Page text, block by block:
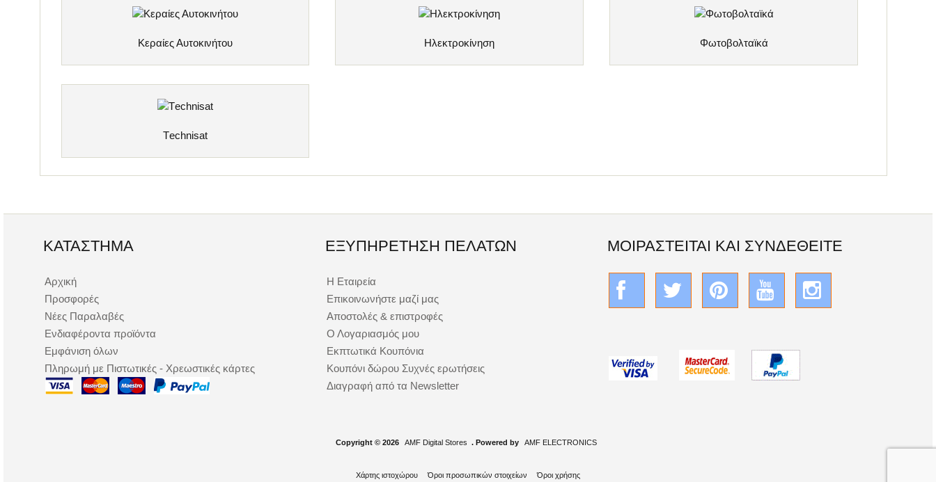
Κεραίες Αυτοκινήτου Ηλεκτροκίνηση Φωτοβολταϊκά
Τechnisat
ΚΑΤΆΣΤΗΜΑ
Αρχική
Προσφορές
Νέες Παραλαβές
Ενδιαφέροντα προϊόντα
Εμφάνιση όλων
Πληρωμή με Πιστωτικές - Χρεωστικές κάρτες
ΕΞΥΠΗΡΈΤΗΣΗ ΠΕΛΑΤΏΝ
Η Εταιρεία
Επικοινωνήστε μαζί μας
Αποστολές & επιστροφές
Ο Λογαριασμός μου
Εκπτωτικά Κουπόνια
Κουπόνι δώρου Συχνές ερωτήσεις
Διαγραφή από τα Newsletter
ΜΟΙΡΑΣΤΕΊΤΑΙ ΚΑΙ ΣΥΝΔΕΘΕΊΤΕ
Copyright © 2026 AMF Digital Stores . Powered by AMF ELECTRONICS
Χάρτης ιστοχώρου Όροι προσωπικών στοιχείων Όροι χρήσης